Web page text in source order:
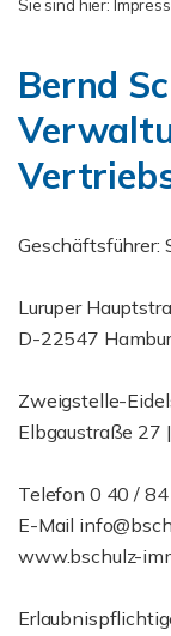
Sie sind hier:
Bernd
Geschäftsführer:
Luruper
D-22547
Zweigstelle-
Elbgaustraße
Telefon 0 40 /
E-Mail
www.bschulz-